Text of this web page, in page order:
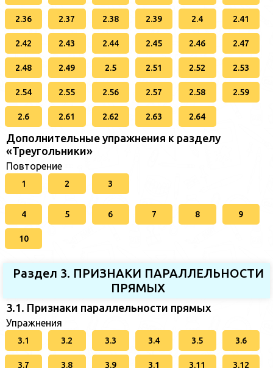
2.36 2.37 2.38 2.39 2.4 2.41
2.42 2.43 2.44 2.45 2.46 2.47
2.48 2.49 2.5 2.51 2.52 2.53
2.54 2.55 2.56 2.57 2.58 2.59
2.6 2.61 2.62 2.63 2.64
Дополнительные упражнения к разделу
«Треугольники»
Повторение
1 2 3
4 5 6 7 8 9
10
Раздел 3. ПРИЗНАКИ ПАРАЛЛЕЛЬНОСТИ
ПРЯМЫХ
3.1. Признаки параллельности прямых
Упражнения
3.1 3.2 3.3 3.4 3.5 3.6
3.7 3.8 3.9 3.1 3.11 3.12